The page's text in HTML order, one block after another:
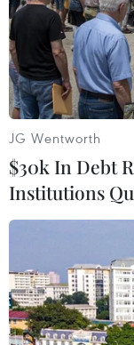
Căng thẳng
hướng năng
29/03/2022 23:08
Không những
JG Wentworth
$30k In Debt
Institutions